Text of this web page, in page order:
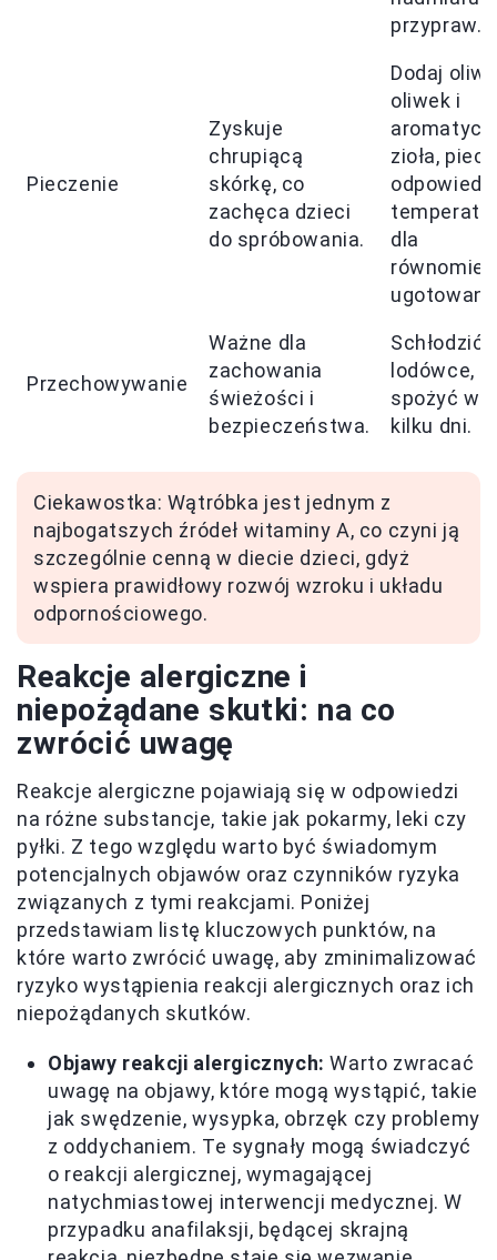
przypraw.
Pieczenie
Zyskuje
chrupiącą
skórkę, co
zachęca dzieci
do spróbowania.
Dodaj
oliwek i
zioła, piec
dla
Przechowywanie
Ważne dla
zachowania
świeżości i
bezpieczeństwa.
Schłodzić
lodówce,
spożyć w
kilku dni.
Ciekawostka: Wątróbka jest jednym z
najbogatszych źródeł witaminy A, co czyni ją
szczególnie cenną w diecie dzieci, gdyż
wspiera prawidłowy rozwój wzroku i układu
odpornościowego.
Reakcje alergiczne i
niepożądane skutki: na co
zwrócić uwagę
Reakcje alergiczne pojawiają się w odpowiedzi
na różne substancje, takie jak pokarmy, leki czy
pyłki. Z tego względu warto być świadomym
potencjalnych objawów oraz czynników ryzyka
związanych z tymi reakcjami. Poniżej
przedstawiam listę kluczowych punktów, na
które warto zwrócić uwagę, aby zminimalizować
ryzyko wystąpienia reakcji alergicznych oraz ich
niepożądanych skutków.
Objawy reakcji alergicznych: Warto zwracać
uwagę na objawy, które mogą wystąpić, takie
jak swędzenie, wysypka, obrzęk czy problemy
z oddychaniem. Te sygnały mogą świadczyć
o reakcji alergicznej, wymagającej
natychmiastowej interwencji medycznej. W
przypadku anafilaksji, będącej skrajną